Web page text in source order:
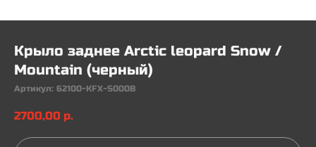
Крыло заднее Arctic leopard Snow /
Mountain (черный)
Артикул: 62100-KFX-S000B
2700,00 р.